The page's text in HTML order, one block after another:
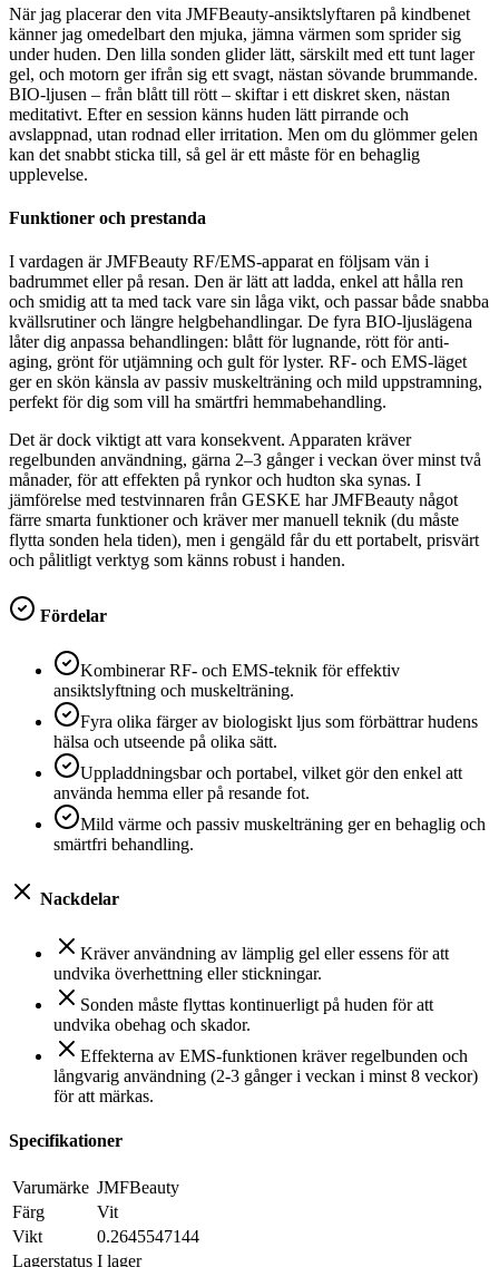
När jag placerar den vita JMFBeauty-ansiktslyftaren på kindbenet
känner jag omedelbart den mjuka, jämna värmen som sprider sig
under huden. Den lilla sonden glider lätt, särskilt med ett tunt lager
gel, och motorn ger ifrån sig ett svagt, nästan sövande brummande.
BIO-ljusen – från blått till rött – skiftar i ett diskret sken, nästan
meditativt. Efter en session känns huden lätt pirrande och
avslappnad, utan rodnad eller irritation. Men om du glömmer gelen
kan det snabbt sticka till, så gel är ett måste för en behaglig
upplevelse.
Funktioner och prestanda
I vardagen är JMFBeauty RF/EMS-apparat en följsam vän i
badrummet eller på resan. Den är lätt att ladda, enkel att hålla ren
och smidig att ta med tack vare sin låga vikt, och passar både snabba
kvällsrutiner och längre helgbehandlingar. De fyra BIO-ljuslägena
låter dig anpassa behandlingen: blått för lugnande, rött för anti-
aging, grönt för utjämning och gult för lyster. RF- och EMS-läget
ger en skön känsla av passiv muskelträning och mild uppstramning,
perfekt för dig som vill ha smärtfri hemmabehandling.
Det är dock viktigt att vara konsekvent. Apparaten kräver
regelbunden användning, gärna 2–3 gånger i veckan över minst två
månader, för att effekten på rynkor och hudton ska synas. I
jämförelse med testvinnaren från GESKE har JMFBeauty något
färre smarta funktioner och kräver mer manuell teknik (du måste
flytta sonden hela tiden), men i gengäld får du ett portabelt, prisvärt
och pålitligt verktyg som känns robust i handen.
Fördelar
Kombinerar RF- och EMS-teknik för effektiv
ansiktslyftning och muskelträning.
Fyra olika färger av biologiskt ljus som förbättrar hudens
hälsa och utseende på olika sätt.
Uppladdningsbar och portabel, vilket gör den enkel att
använda hemma eller på resande fot.
Mild värme och passiv muskelträning ger en behaglig och
smärtfri behandling.
Nackdelar
Kräver användning av lämplig gel eller essens för att
undvika överhettning eller stickningar.
Sonden måste flyttas kontinuerligt på huden för att
undvika obehag och skador.
Effekterna av EMS-funktionen kräver regelbunden och
långvarig användning (2-3 gånger i veckan i minst 8 veckor)
för att märkas.
Specifikationer
Varumärke JMFBeauty
Färg
Vit
Vikt
0.2645547144
Lagerstatus I lager